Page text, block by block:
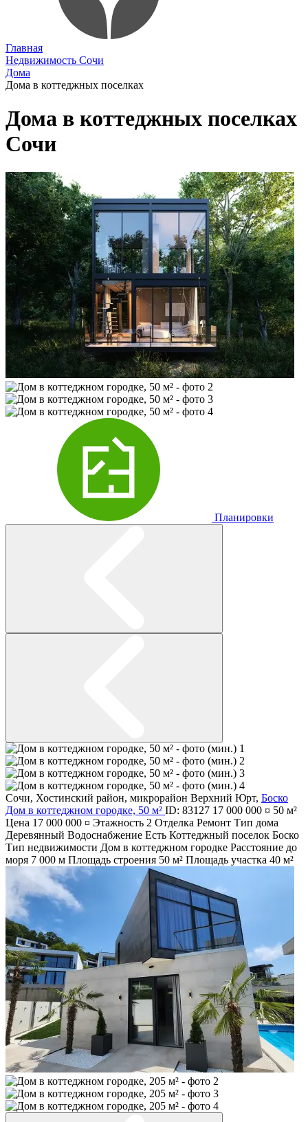
Главная
Недвижимость Сочи
Дома
Дома в коттеджных поселках
Дома в коттеджных поселках
Сочи
Планировки
Сочи, Хостинский район, микрорайон Верхний Юрт, Боско
Дом в коттеджном городке, 50 м² ID: 83127 17 000 000 ¤ 50 м²
Цена 17 000 000 ¤ Этажность 2 Отделка Ремонт Тип дома
Деревянный Водоснабжение Есть Коттеджный поселок Боско
Тип недвижимости Дом в коттеджном городке Расстояние до
моря 7 000 м Площадь строения 50 м² Площадь участка 40 м²